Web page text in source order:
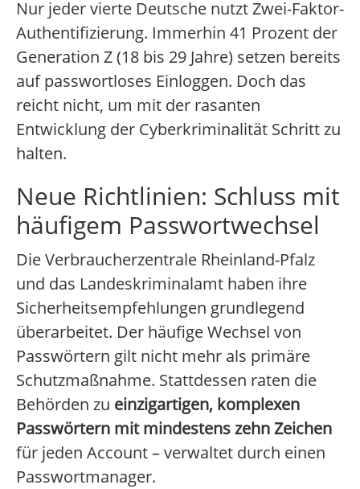
Nur jeder vierte Deutsche nutzt Zwei-Faktor-
Authentifizierung. Immerhin 41 Prozent der
Generation Z (18 bis 29 Jahre) setzen bereits
auf passwortloses Einloggen. Doch das
reicht nicht, um mit der rasanten
Entwicklung der Cyberkriminalität Schritt zu
halten.
Neue Richtlinien: Schluss mit
häufigem Passwortwechsel
Die Verbraucherzentrale Rheinland-Pfalz
und das Landeskriminalamt haben ihre
Sicherheitsempfehlungen grundlegend
überarbeitet. Der häufige Wechsel von
Passwörtern gilt nicht mehr als primäre
Schutzmaßnahme. Stattdessen raten die
Behörden zu einzigartigen, komplexen
Passwörtern mit mindestens zehn Zeichen
für jeden Account – verwaltet durch einen
Passwortmanager.